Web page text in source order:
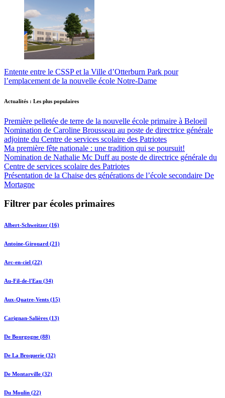
Entente entre le CSSP et la Ville d’Otterburn Park pour
l’emplacement de la nouvelle école Notre-Dame
Actualités : Les plus populaires
Première pelletée de terre de la nouvelle école primaire à Beloeil
Nomination de Caroline Brousseau au poste de directrice générale
adjointe du Centre de services scolaire des Patriotes
Ma première fête nationale : une tradition qui se poursuit!
Nomination de Nathalie Mc Duff au poste de directrice générale du
Centre de services scolaire des Patriotes
Présentation de la Chaise des générations de l’école secondaire De
Mortagne
Filtrer par écoles primaires
Albert-Schweitzer (16)
Antoine-Girouard (21)
Arc-en-ciel (22)
Au-Fil-de-l'Eau (34)
Aux-Quatre-Vents (15)
Carignan-Salières (13)
De Bourgogne (88)
De La Broquerie (32)
De Montarville (32)
Du Moulin (22)